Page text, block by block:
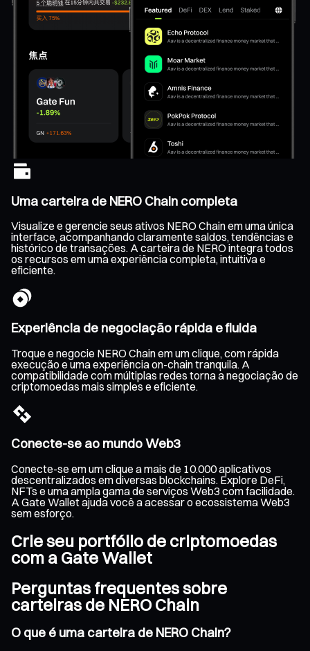
Uma carteira de NERO Chain completa
Visualize e gerencie seus ativos NERO Chain em uma única
interface, acompanhando claramente saldos, tendências e
histórico de transações. A carteira de NERO integra todos
os recursos em uma experiência completa, intuitiva e
eficiente.
Experiência de negociação rápida e fluida
Troque e negocie NERO Chain em um clique, com rápida
execução e uma experiência on-chain tranquila. A
compatibilidade com múltiplas redes torna a negociação de
criptomoedas mais simples e eficiente.
Conecte-se ao mundo Web3
Conecte-se em um clique a mais de 10.000 aplicativos
descentralizados em diversas blockchains. Explore DeFi,
NFTs e uma ampla gama de serviços Web3 com facilidade.
A Gate Wallet ajuda você a acessar o ecossistema Web3
sem esforço.
Crie seu portfólio de criptomoedas
com a Gate Wallet
Perguntas frequentes sobre
carteiras de NERO Chain
O que é uma carteira de NERO Chain?